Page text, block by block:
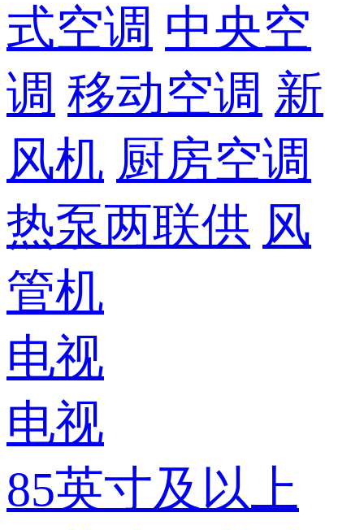
式空调 中央空
调 移动空调 新
风机 厨房空调
热泵两联供 风
管机
电视
电视
85英寸及以上